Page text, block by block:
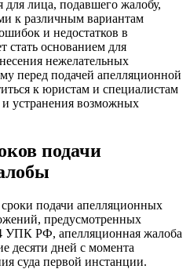
для лица, подавшего жалобу,
к различным вариантам
и недостатков в
стать основанием для
нежелательных
перед подачей апелляционной
к юристам и специалистам
и устранения возможных
подачи
подачи апелляционных
предусмотренных
УПК РФ, апелляционная жалоба
десяти дней с момента
суда первой инстанции.